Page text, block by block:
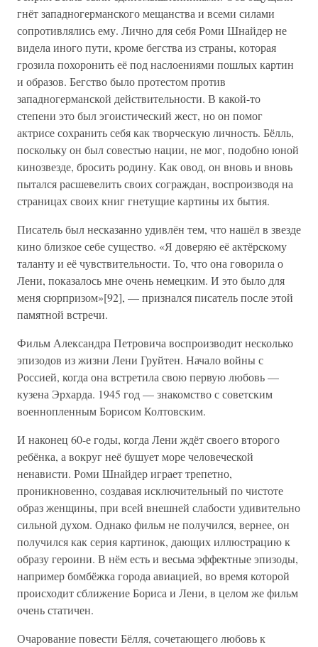
гнёт западногерманского мещанства и всеми силами
сопротивлялись ему. Лично для себя Роми Шнайдер не
видела иного пути, кроме бегства из страны, которая
грозила похоронить её под наслоениями пошлых картин
и образов. Бегство было протестом против
западногерманской действительности. В какой-то
степени это был эгоистический жест, но он помог
актрисе сохранить себя как творческую личность. Бёлль,
поскольку он был совестью нации, не мог, подобно юной
кинозвезде, бросить родину. Как овод, он вновь и вновь
пытался расшевелить своих сограждан, воспроизводя на
страницах своих книг гнетущие картины их бытия.
Писатель был несказанно удивлён тем, что нашёл в звезде
кино близкое себе существо. «Я доверяю её актёрскому
таланту и её чувствительности. То, что она говорила о
Лени, показалось мне очень немецким. И это было для
меня сюрпризом»[92], — признался писатель после этой
памятной встречи.
Фильм Александра Петровича воспроизводит несколько
эпизодов из жизни Лени Груйтен. Начало войны с
Россией, когда она встретила свою первую любовь —
кузена Эрхарда. 1945 год — знакомство с советским
военнопленным Борисом Колтовским.
И наконец 60-е годы, когда Лени ждёт своего второго
ребёнка, а вокруг неё бушует море человеческой
ненависти. Роми Шнайдер играет трепетно,
проникновенно, создавая исключительный по чистоте
образ женщины, при всей внешней слабости удивительно
сильной духом. Однако фильм не получился, вернее, он
получился как серия картинок, дающих иллюстрацию к
образу героини. В нём есть и весьма эффектные эпизоды,
например бомбёжка города авиацией, во время которой
происходит сближение Бориса и Лени, в целом же фильм
очень статичен.
Очарование повести Бёлля, сочетающего любовь к